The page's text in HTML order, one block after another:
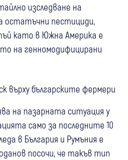
изследване на
остатъчни пестициди,
като в Южна Америка е
на генномодифицирани
върху българските фермери
на пазарната ситуация у
само за последните 10
в България и Румъния е
посочи, че такъв тип